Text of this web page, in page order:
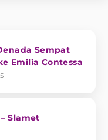
Sempat
Emilia Contessa
Slamet